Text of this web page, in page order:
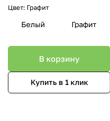
Цвет: Графит
Белый Графит
В корзину
Купить в 1 клик